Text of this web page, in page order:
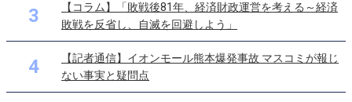
3
【コラム】「敗戦後81年、経済財政運営を考える～経済
敗戦を反省し、自滅を回避しよう」
4
【記者通信】イオンモール熊本爆発事故 マスコミが報じ
ない事実と疑問点